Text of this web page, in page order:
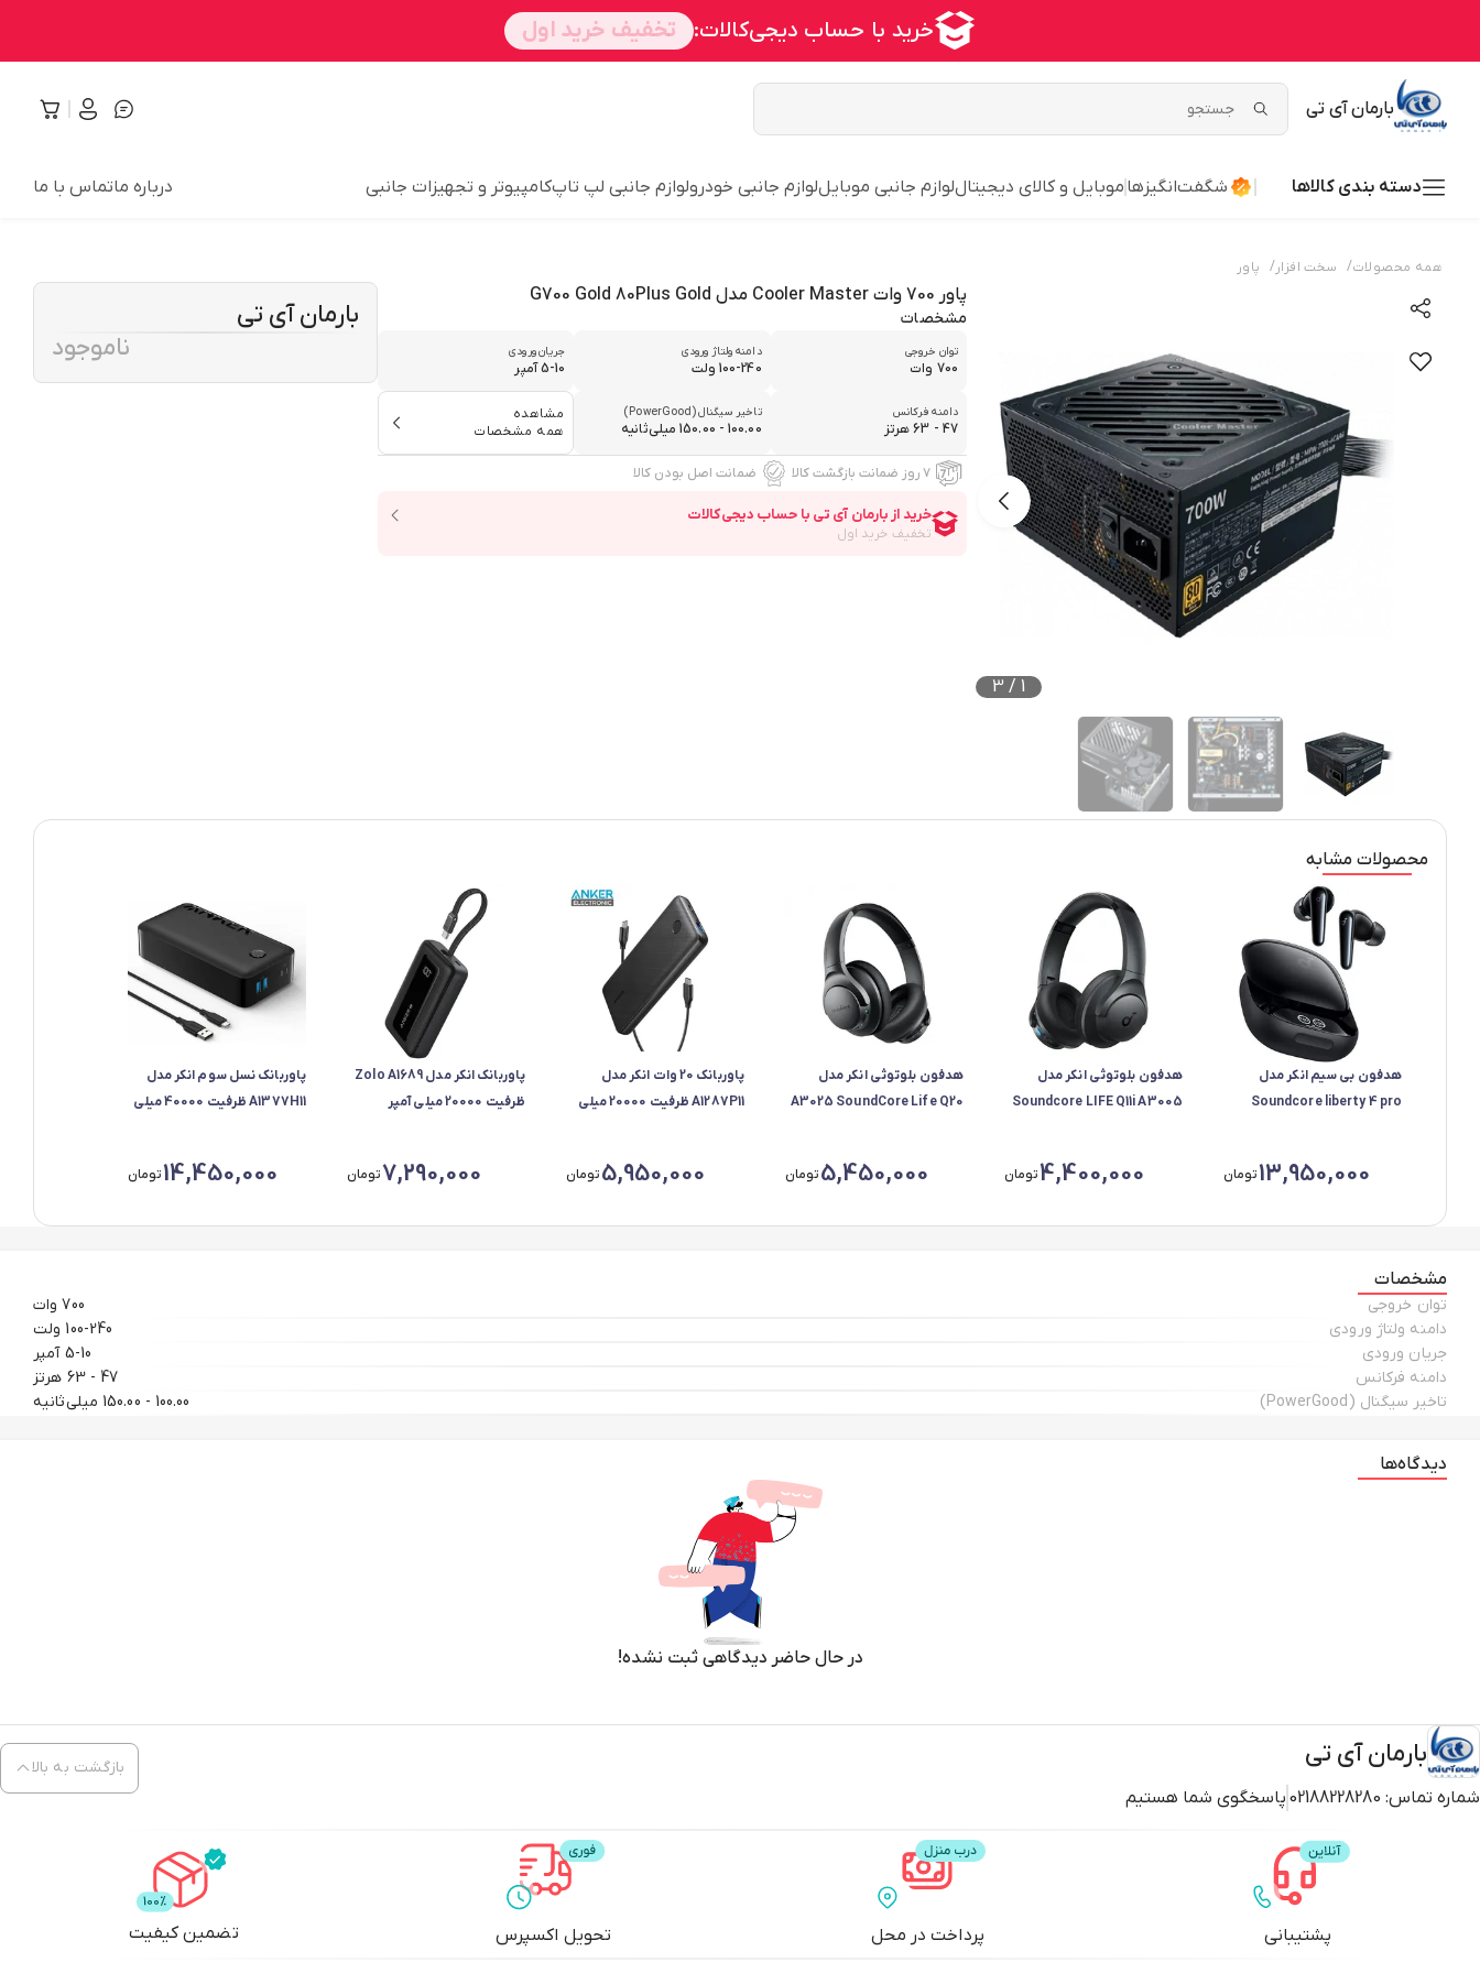
بارمان آی تی
دسته بندی کالاها شگفت‌انگیزها موبایل و کالای دیجیتاللوازم جانبی موبایللوازم جانبی خودرولوازم جانبی لپ تاپکامپیوتر و تجهیزات جانبی درباره ماتماس با ما
همه محصولات/ سخت افزار/ پاور
1
/
3
پاور 700 وات Cooler Master مدل G700 Gold 80Plus Gold
مشخصات
توان خروجی
700 وات
دامنه ولتاژ ورودی
100-240 ولت
جریان ورودی
5-10 آمپر
دامنه فرکانس
47 - 63 هرتز
تاخیر سیگنال (PowerGood)
100.00 - 150.00 میلی‌ثانیه
مشاهده
همه مشخصات
۷ روز ضمانت بازگشت کالا ضمانت اصل بودن کالا
بارمان آی تی
ناموجود
محصولات مشابه
هدفون بی سیم انکر مدل
Soundcore liberty 4 pro
13,950,000تومان
هدفون بلوتوثی انکر مدل
Soundcore LIFE Q11i A3005
4,400,000تومان
هدفون بلوتوثی انکر مدل
A3025 SoundCore Life Q20
5,450,000تومان
پاوربانک 20 وات انکر مدل
A1287P11 ظرفیت 20000 میلی
5,950,000تومان
پاوربانک انکر مدل Zolo A1689
ظرفیت 20000 میلی آمپر
7,290,000تومان
پاوربانک نسل سوم انکر مدل
A1377H11 ظرفیت 40000 میلی
14,450,000تومان
مشخصات
توان خروجی
700 وات
دامنه ولتاژ ورودی
100-240 ولت
جریان ورودی
5-10 آمپر
دامنه فرکانس
47 - 63 هرتز
تاخیر سیگنال (PowerGood)
100.00 - 150.00 میلی‌ثانیه
دیدگاه‌ها
در حال حاضر دیدگاهی ثبت نشده!
بارمان آی تی
شماره تماس: 02188228280 پاسخگوی شما هستیم
بازگشت به بالا
پشتیبانی پرداخت در محل تحویل اکسپرس تضمین کیفیت